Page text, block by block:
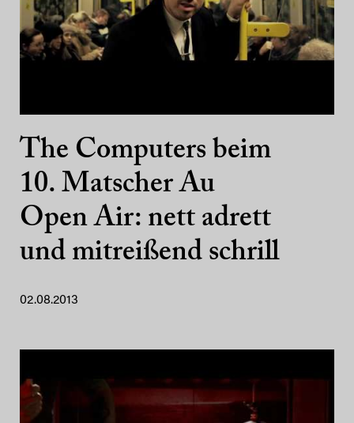
The Computers beim
10. Matscher Au
Open Air: nett adrett
und mitreißend schrill
02.08.2013